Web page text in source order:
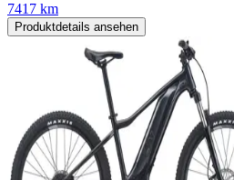
7417 km
Produktdetails ansehen